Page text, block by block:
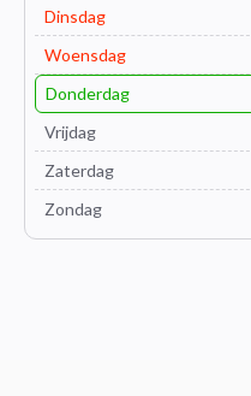
Dinsdag
Woensdag
Donderdag
Vrijdag
Zaterdag
Zondag